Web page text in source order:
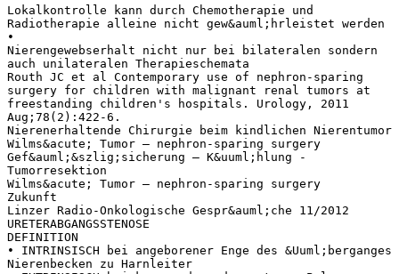
Lokalkontrolle kann durch Chemotherapie und
Radiotherapie alleine nicht gew&auml;hrleistet werden
•
Nierengewebserhalt nicht nur bei bilateralen sondern
auch unilateralen Therapieschemata
Routh JC et al Contemporary use of nephron-sparing
surgery for children with malignant renal tumors at
freestanding children's hospitals. Urology, 2011
Aug;78(2):422-6.
Nierenerhaltende Chirurgie beim kindlichen Nierentumor
Wilms&acute; Tumor – nephron-sparing surgery
Gef&auml;&szlig;sicherung – K&uuml;hlung -
Tumorresektion
Wilms&acute; Tumor – nephron-sparing surgery
Zukunft
Linzer Radio-Onkologische Gespr&auml;che 11/2012
URETERABGANGSSTENOSE
DEFINITION
• INTRINSISCH bei angeborener Enge des &Uuml;berganges
Nierenbecken zu Harnleiter